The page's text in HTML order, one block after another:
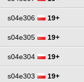
s04e306 19+
s04e305 19+
s04e304 19+
s04e303 19+